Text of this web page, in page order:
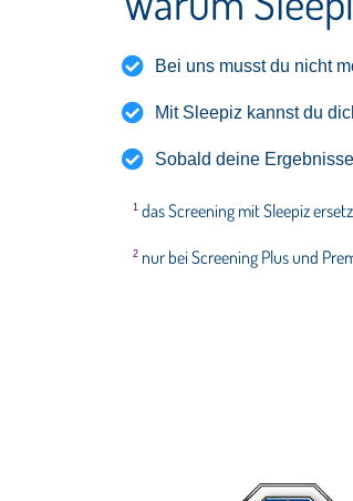
Bei uns musst du nicht
Mit Sleepiz kannst du
Sobald deine
1 das Screening mit Sleepiz
2 nur bei Screening Plus und